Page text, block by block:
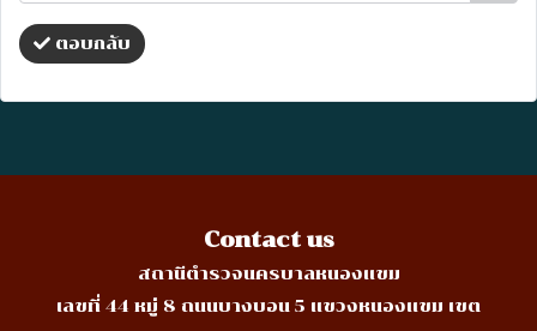
ตอบกลับ
Contact us
สถานีตำรวจนครบาลหนองแขม
เลขที่ 44 หมู่ 8 ถนนบางบอน 5 แขวงหนองแขม เขต